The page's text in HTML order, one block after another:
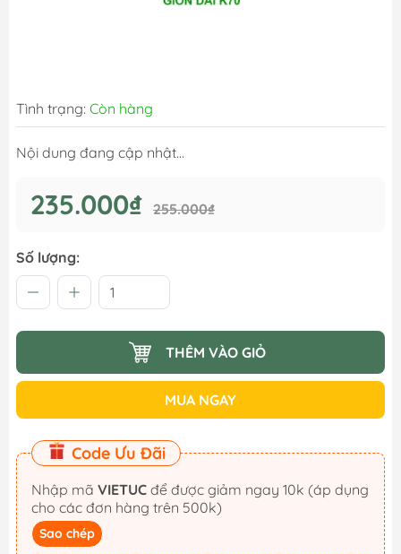
Tình trạng: Còn hàng
Nội dung đang cập nhật...
235.000₫ 255.000₫
Số lượng:
THÊM VÀO GIỎ
MUA NGAY
Code Ưu Đãi
Nhập mã VIETUC
cho các đơn hàng trên 500k)
Sao chép